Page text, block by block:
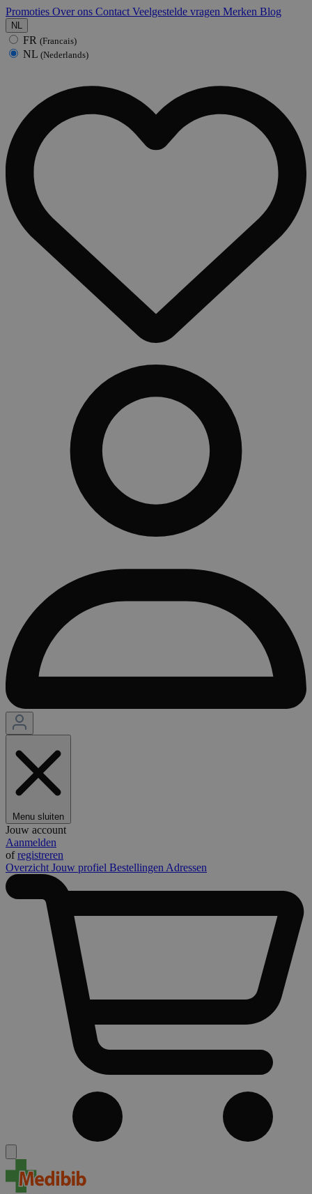
Promoties Over ons Contact Veelgestelde vragen Merken Blog
NL
FR (Francais)
NL (Nederlands)
Menu sluiten
Jouw account
Aanmelden
ofregistreren
Overzicht Jouw profiel Bestellingen Adressen